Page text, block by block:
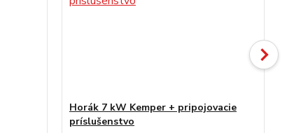
Horák 7 kW Kemper + pripojovacie
príslušenstvo